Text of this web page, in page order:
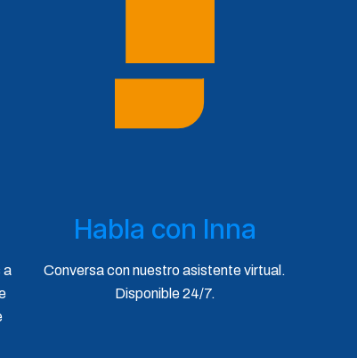
a
Habla con Inna
Conversa con nuestro asistente virtual.
Disponible 24/7.